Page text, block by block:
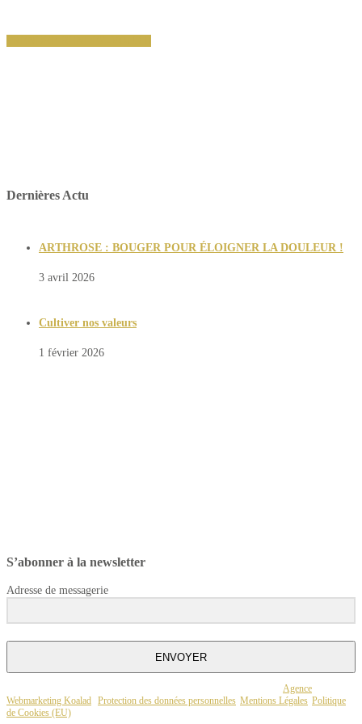
Dernières Actu
ARTHROSE : BOUGER POUR ÉLOIGNER LA DOULEUR !
3 avril 2026
Cultiver nos valeurs
1 février 2026
S’abonner à la newsletter
Adresse de messagerie
ENVOYER
Agence
Webmarketing Koalad Protection des données personnelles Mentions Légales Politique
de Cookies (EU)